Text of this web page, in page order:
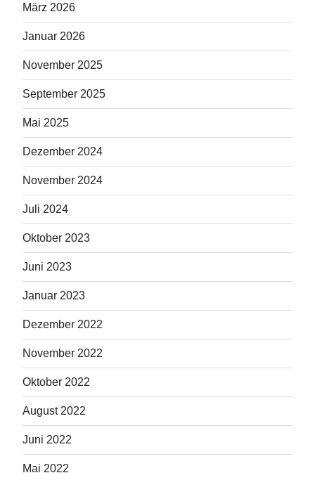
März 2026
Januar 2026
November 2025
September 2025
Mai 2025
Dezember 2024
November 2024
Juli 2024
Oktober 2023
Juni 2023
Januar 2023
Dezember 2022
November 2022
Oktober 2022
August 2022
Juni 2022
Mai 2022